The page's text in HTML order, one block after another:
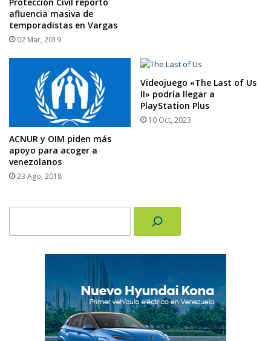
Protección Civil reportó
afluencia masiva de
temporadistas en Vargas
02 Mar, 2019
ACNUR y OIM piden más
apoyo para acoger a
venezolanos
23 Ago, 2018
Videojuego «The Last of Us
II» podría llegar a
PlayStation Plus
10 Oct, 2023